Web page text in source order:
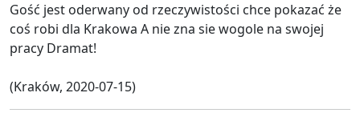
Gość jest oderwany od rzeczywistości chce pokazać że
coś robi dla Krakowa A nie zna sie wogole na swojej
pracy Dramat!
(Kraków, 2020-07-15)